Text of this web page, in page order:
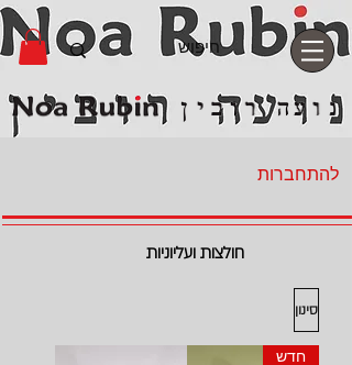
להתחברות
חולצות ועליוניות
סינון
חדש